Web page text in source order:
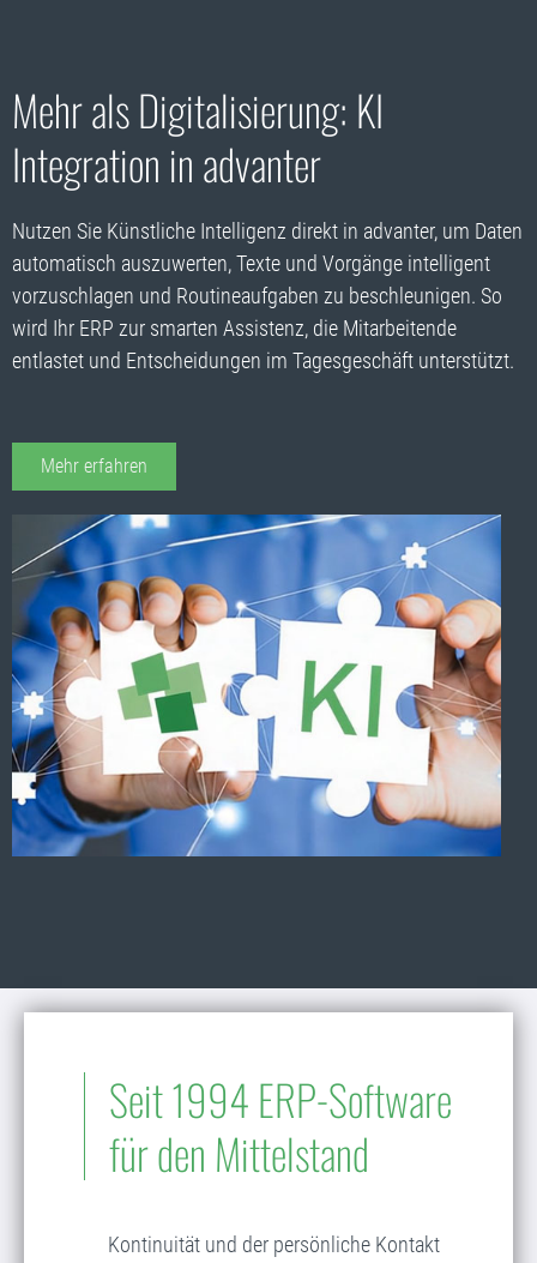
Mehr als Digitalisierung: KI
Integration in advanter
Nutzen Sie Künstliche Intelligenz direkt in advanter, um Daten
automatisch auszuwerten, Texte und Vorgänge intelligent
vorzuschlagen und Routineaufgaben zu beschleunigen. So
wird Ihr ERP zur smarten Assistenz, die Mitarbeitende
entlastet und Entscheidungen im Tagesgeschäft unterstützt.
Mehr erfahren
Seit 1994 ERP-Software
für den Mittelstand
Kontinuität und der persönliche Kontakt